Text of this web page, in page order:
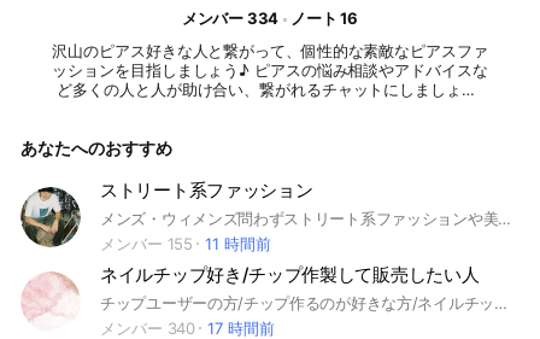
メンバー 334
ノート 16
沢山のピアス好きな人と繋がって、個性的な素敵なピアスファ
ッションを目指しましょう♪ ピアスの悩み相談やアドバイスな
ど多くの人と人が助け合い、繋がれるチャットにしましょう(
あなたへのおすすめ
ストリート系ファッション
メンズ・ウィメンズ問わずストリート系ファッションや美容関係の情報を共有し、意識向上・おしゃれを目指しましょう！
メンバー 155
11 時間前
ネイルチップ好き/チップ作製して販売したい人
チップユーザーの方/チップ作るのが好きな方/ネイルチップの販売したい、されている方/誰でも参加OKです🙆🏼‍♀️ チップビジネスを盛り上げたい♬質問/感想/ご意見などを共有♪
メンバー 340
17 時間前